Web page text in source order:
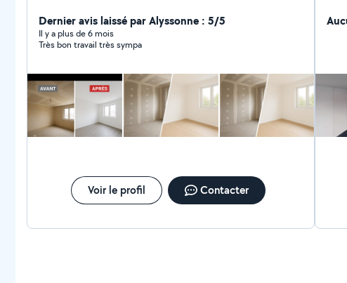
expérience en rénovation et finitions, j'accompagne
mes clients dans leurs projets d'embellissement
intérieur. Je réalise des travaux de peinture, plâtrerie
un rendu esthétique et durable.
Dernier avis laissé par Alyssonne : 5/5
Il y a plus de 6 mois
Très bon travail très sympa
Voir le profil Contacter